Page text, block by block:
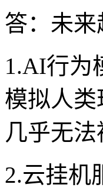
答：未来
1.AI行为
模拟人
几乎无法
2.云挂机